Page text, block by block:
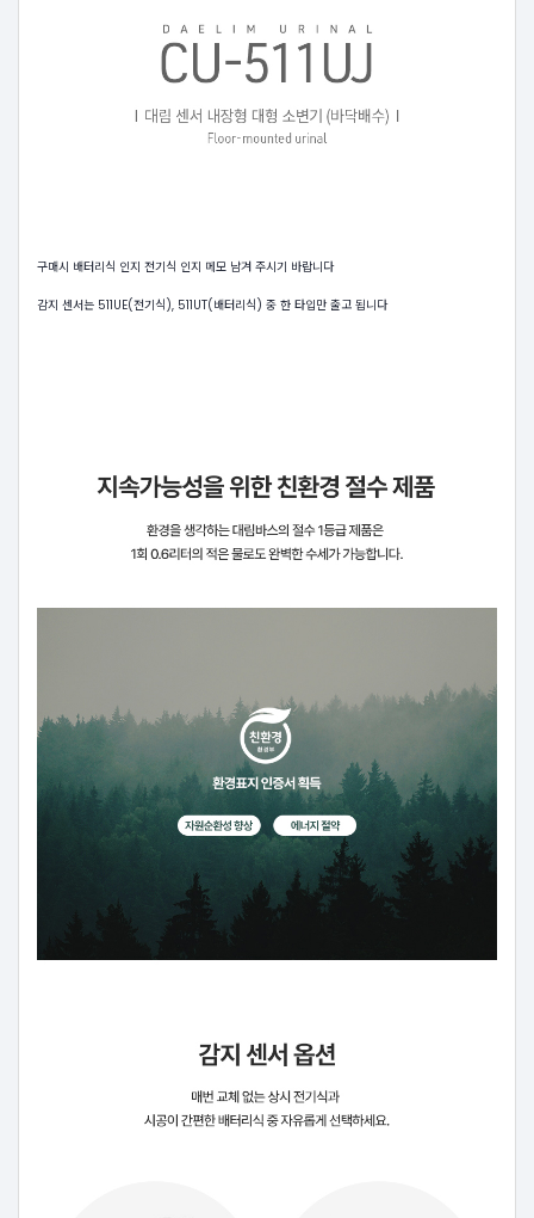
구매시 배터리식 인지 전기식 인지 메모 남겨 주시기 바랍니다
감지 센서는 511UE(전기식), 511UT(배터리식) 중 한 타입만 출고 됩니다